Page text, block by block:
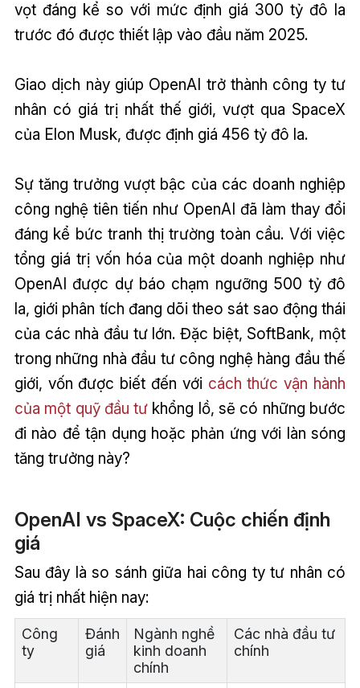
vọt đáng kể so với mức định giá 300 tỷ đô la
trước đó được thiết lập vào đầu năm 2025.
Giao dịch này giúp OpenAI trở thành công ty tư
nhân có giá trị nhất thế giới, vượt qua SpaceX
của Elon Musk, được định giá 456 tỷ đô la.
Sự tăng trưởng vượt bậc của các doanh nghiệp
công nghệ tiên tiến như OpenAI đã làm thay đổi
đáng kể bức tranh thị trường toàn cầu. Với việc
tổng giá trị vốn hóa của một doanh nghiệp như
OpenAI được dự báo chạm ngưỡng 500 tỷ đô
la, giới phân tích đang dõi theo sát sao động thái
của các nhà đầu tư lớn. Đặc biệt, SoftBank, một
trong những nhà đầu tư công nghệ hàng đầu thế
giới, vốn được biết đến với cách thức vận hành
của một quỹ đầu tư khổng lồ, sẽ có những bước
đi nào để tận dụng hoặc phản ứng với làn sóng
tăng trưởng này?
OpenAI vs SpaceX: Cuộc chiến định
giá
Sau đây là so sánh giữa hai công ty tư nhân có
giá trị nhất hiện nay:
Công
ty
Đánh
giá
Ngành nghề
kinh doanh
chính
Các nhà đầu tư
chính